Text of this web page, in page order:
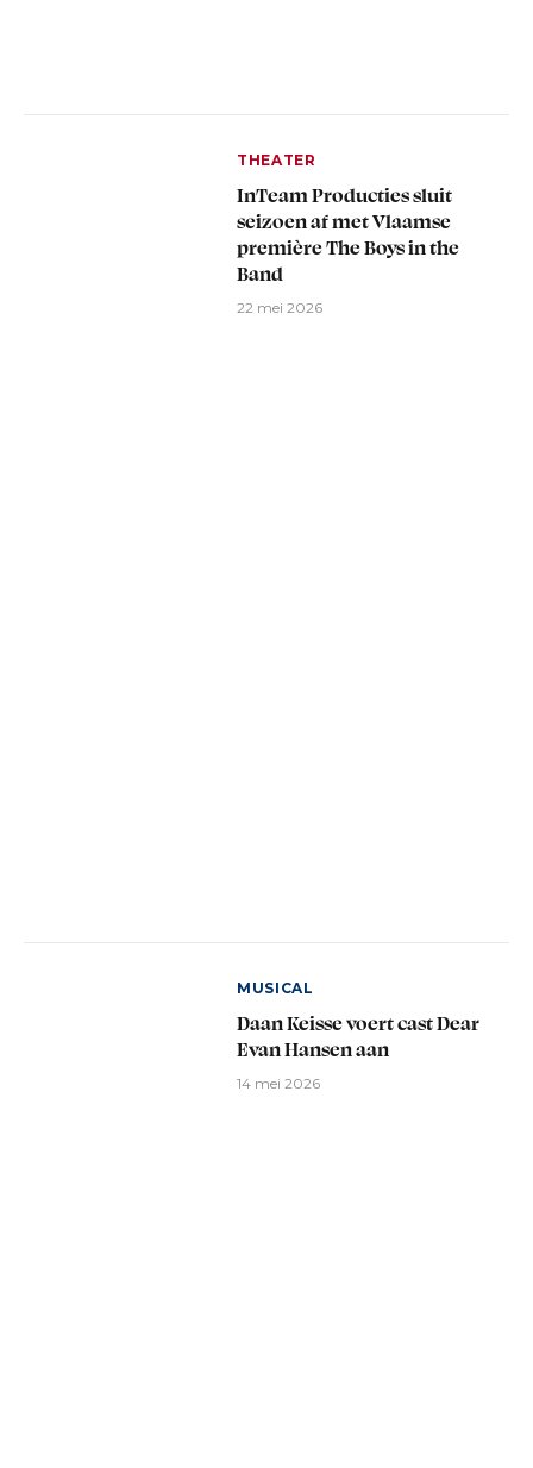
THEATER
InTeam Producties sluit
seizoen af met Vlaamse
première The Boys in the
Band
22 mei 2026
MUSICAL
Daan Keisse voert cast Dear
Evan Hansen aan
14 mei 2026